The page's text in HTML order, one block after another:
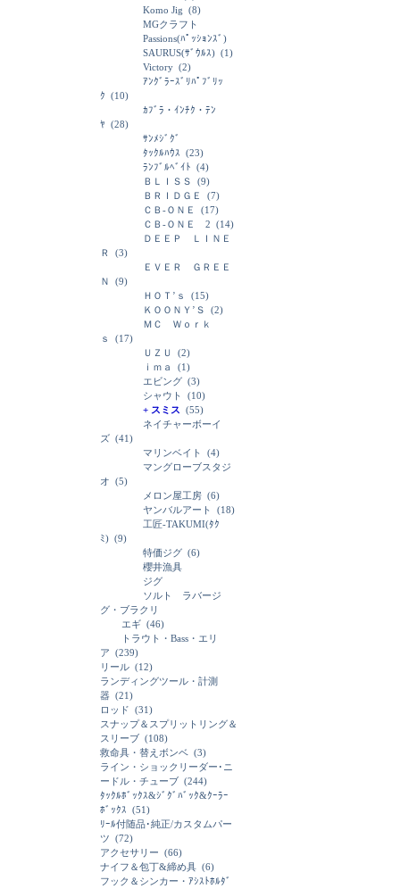
Komo Jig (8)
MGクラフト
Passions(ﾊﾟｯｼｮﾝｽﾞ)
SAURUS(ｻﾞｳﾙｽ) (1)
Victory (2)
ｱﾝｸﾞﾗｰｽﾞﾘﾊﾟﾌﾞﾘｯ
ｸ (10)
ｶﾌﾞﾗ・ｲﾝﾁｸ・ﾃﾝ
ﾔ (28)
ｻﾝﾒｼﾞｸﾞ
ﾀｯｸﾙﾊｳｽ (23)
ﾗﾝﾌﾞﾙﾍﾞｲﾄ (4)
ＢＬＩＳＳ
(9)
ＢＲＩＤＧＥ
(7)
ＣＢ-ＯＮＥ
(17)
ＣＢ-ＯＮＥ 2 (14)
ＤＥＥＰ ＬＩＮＥ
Ｒ
(3)
ＥＶＥＲ ＧＲＥＥ
Ｎ
(9)
ＨＯＴ’ｓ
(15)
ＫＯＯＮＹ’Ｓ
(2)
ＭＣ Ｗｏｒｋ
ｓ
(17)
ＵＺＵ
(2)
ｉｍａ
(1)
エビング (3)
シャウト
(10)
+ スミス (55)
ネイチャーボーイ
ズ (41)
マリンベイト
(4)
マングローブスタジ
オ (5)
メロン屋工房 (6)
ヤンバルアート
(18)
工匠-TAKUMI(ﾀｸ
ﾐ) (9)
特価ジグ (6)
櫻井漁具
ジグ
ソルト ラバージ
グ・ブラクリ
エギ (46)
トラウト・Bass・エリ
ア (239)
リール (12)
ランディングツール・計測
器 (21)
ロッド (31)
スナップ＆スプリットリング＆
スリーブ (108)
救命具・替えボンベ (3)
ライン・ショックリーダー･ニ
ードル・チューブ (244)
ﾀｯｸﾙﾎﾞｯｸｽ&ｼﾞｸﾞﾊﾞｯｸ&ｸｰﾗｰ
ﾎﾞｯｸｽ (51)
ﾘｰﾙ付随品･純正/カスタムパー
ツ (72)
アクセサリー (66)
ナイフ＆包丁&締め具 (6)
フック＆シンカー・ｱｼｽﾄﾎﾙﾀﾞ